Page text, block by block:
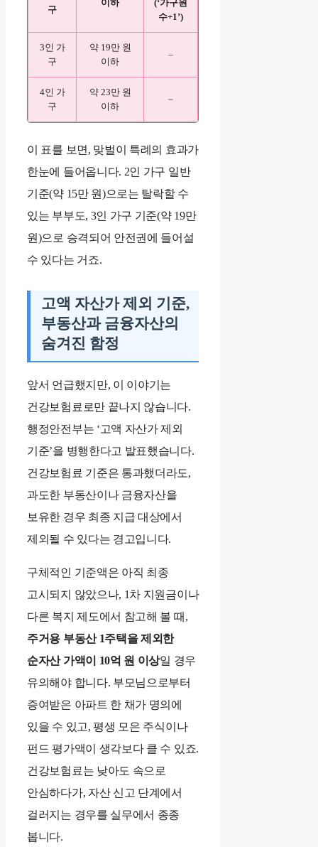
구
이하
(‘가구원
수+1’)
3인 가
구
약 19만 원
이하
–
4인 가
구
약 23만 원
이하
–
이 표를 보면, 맞벌이 특례의 효과가
한눈에 들어옵니다. 2인 가구 일반
기준(약 15만 원)으로는 탈락할 수
있는 부부도, 3인 가구 기준(약 19만
원)으로 승격되어 안전권에 들어설
수 있다는 거죠.
고액 자산가 제외 기준,
부동산과 금융자산의
숨겨진 함정
앞서 언급했지만, 이 이야기는
건강보험료로만 끝나지 않습니다.
행정안전부는 ‘고액 자산가 제외
기준’을 병행한다고 발표했습니다.
건강보험료 기준은 통과했더라도,
과도한 부동산이나 금융자산을
보유한 경우 최종 지급 대상에서
제외될 수 있다는 경고입니다.
구체적인 기준액은 아직 최종
고시되지 않았으나, 1차 지원금이나
다른 복지 제도에서 참고해 볼 때,
주거용 부동산 1주택을 제외한
순자산 가액이 10억 원 이상일 경우
유의해야 합니다. 부모님으로부터
증여받은 아파트 한 채가 명의에
있을 수 있고, 평생 모은 주식이나
펀드 평가액이 생각보다 클 수 있죠.
건강보험료는 낮아도 속으로
안심하다가, 자산 신고 단계에서
걸러지는 경우를 실무에서 종종
봅니다.